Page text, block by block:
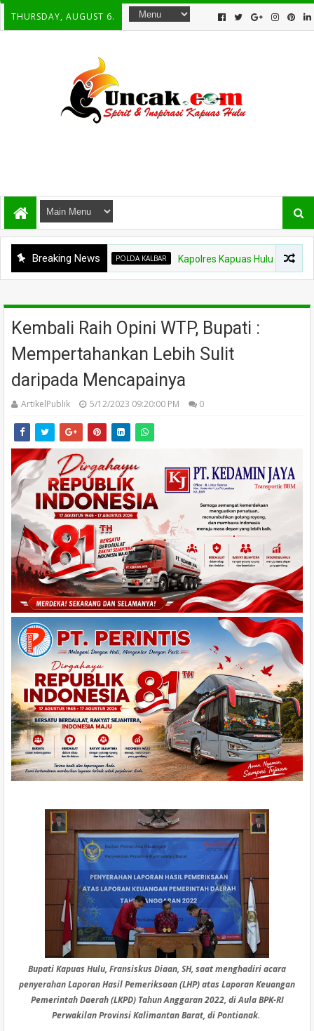
THURSDAY, AUGUST 6.
Breaking NewsPOLDA KALBAR Kapolres Kapuas Hulu Berganti,
Kembali Raih Opini WTP, Bupati :
Mempertahankan Lebih Sulit
daripada Mencapainya
ArtikelPublik 5/12/2023 09:20:00 PM 0
Bupati Kapuas Hulu, Fransiskus Diaan, SH, saat menghadiri acara
penyerahan Laporan Hasil Pemeriksaan (LHP) atas Laporan Keuangan
Pemerintah Daerah (LKPD) Tahun Anggaran 2022, di Aula BPK-RI
Perwakilan Provinsi Kalimantan Barat, di Pontianak.